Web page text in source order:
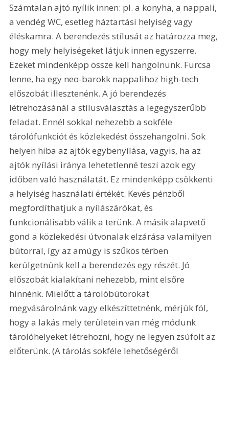
Számtalan ajtó nyílik innen: pl. a konyha, a nappali,
a vendég WC, esetleg háztartási helyiség vagy
éléskamra. A berendezés stílusát az határozza meg,
hogy mely helyiségeket látjuk innen egyszerre.
Ezeket mindenképp össze kell hangolnunk. Furcsa
lenne, ha egy neo-barokk nappalihoz high-tech
előszobát illesztenénk. A jó berendezés
létrehozásánál a stílusválasztás a legegyszerűbb
feladat. Ennél sokkal nehezebb a sokféle
tárolófunkciót és közlekedést összehangolni. Sok
helyen hiba az ajtók egybenyílása, vagyis, ha az
ajtók nyílási iránya lehetetlenné teszi azok egy
időben való használatát. Ez mindenképp csökkenti
a helyiség használati értékét. Kevés pénzből
megfordíthatjuk a nyílászárókat, és
funkcionálisabb válik a terünk. A másik alapvető
gond a közlekedési útvonalak elzárása valamilyen
bútorral, így az amúgy is szűkös térben
kerülgetnünk kell a berendezés egy részét. Jó
előszobát kialakítani nehezebb, mint elsőre
hinnénk. Mielőtt a tárolóbútorokat
megvásárolnánk vagy elkészíttetnénk, mérjük föl,
hogy a lakás mely területein van még módunk
tárolóhelyeket létrehozni, hogy ne legyen zsúfolt az
előterünk. (A tárolás sokféle lehetőségéről